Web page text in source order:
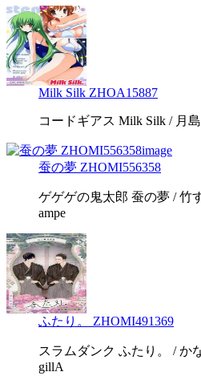
Milk Silk ZHOA15887
コードギアス Milk Silk / 月
蚕の夢 ZHOMI556358
ゲゲゲの鬼太郎 蚕の夢 / 竹
ampe
ふたり。 ZHOMI491369
スラムダンク ふたり。 / か
gillA